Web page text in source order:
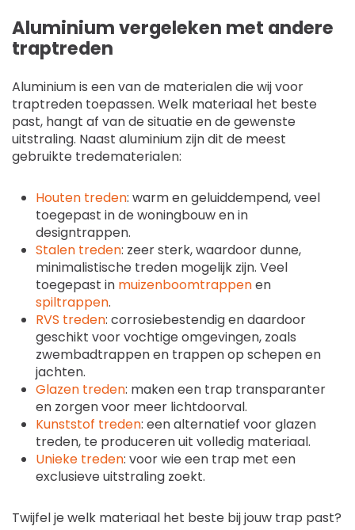
Aluminium vergeleken met andere
traptreden
Aluminium is een van de materialen die wij voor
traptreden toepassen. Welk materiaal het beste
past, hangt af van de situatie en de gewenste
uitstraling. Naast aluminium zijn dit de meest
gebruikte tredematerialen:
Houten treden: warm en geluiddempend, veel
toegepast in de woningbouw en in
designtrappen.
Stalen treden: zeer sterk, waardoor dunne,
minimalistische treden mogelijk zijn. Veel
toegepast in muizenboomtrappenen
spiltrappen.
RVS treden: corrosiebestendig en daardoor
geschikt voor vochtige omgevingen, zoals
zwembadtrappen en trappen op schepen en
jachten.
Glazen treden: maken een trap transparanter
en zorgen voor meer lichtdoorval.
Kunststof treden: een alternatief voor glazen
treden, te produceren uit volledig materiaal.
Unieke treden: voor wie een trap met een
exclusieve uitstraling zoekt.
Twijfel je welk materiaal het beste bij jouw trap past?